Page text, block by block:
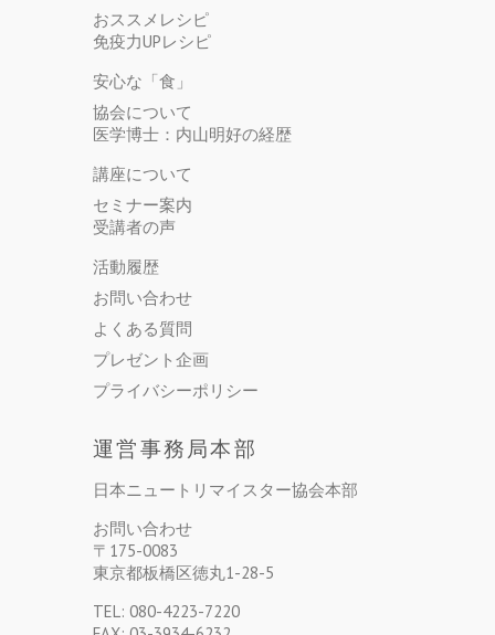
おススメレシピ
免疫力UPレシピ
安心な「食」
協会について
医学博士：内山明好の経歴
講座について
セミナー案内
受講者の声
活動履歴
お問い合わせ
よくある質問
プレゼント企画
プライバシーポリシー
運営事務局本部
日本ニュートリマイスター協会本部
お問い合わせ
〒175-0083
東京都板橋区徳丸1-28-5
TEL: 080-4223-7220